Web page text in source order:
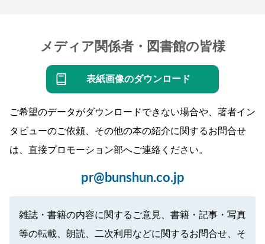
メディア関係者・図書館の皆様
表紙画像のダウンロード
ご希望のデータがダウンロードできない場合や、著者イン
タビューのご依頼、その他の本の紹介に関するお問合せ
は、直接プロモーション部へご連絡ください。
pr@bunshun.co.jp
雑誌・書籍の内容に関するご意見、書籍・記事・写真
等の転載、朗読、二次利用などに関するお問合せ、そ